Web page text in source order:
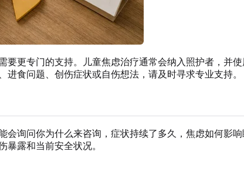
要更专门的支持。儿童焦虑治疗通常会纳入照护者，并
食问题、创伤症状或自伤想法，请及时寻求专业支持。
会询问你为什么来咨询，症状持续了多久，焦虑如何影
暴露和当前安全状况。